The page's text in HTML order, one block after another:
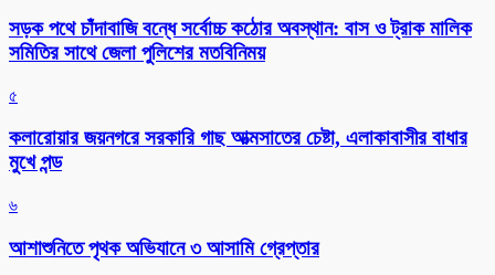
সড়ক পথে চাঁদাবাজি বন্ধে সর্বোচ্চ কঠোর অবস্থান: বাস ও ট্রাক মালিক
সমিতির সাথে জেলা পুলিশের মতবিনিময়
৫
কলারোয়ার জয়নগরে সরকারি গাছ আত্মসাতের চেষ্টা, এলাকাবাসীর বাধার
মুখে পন্ড
৬
আশাশুনিতে পৃথক অভিযানে ৩ আসামি গ্রেপ্তার